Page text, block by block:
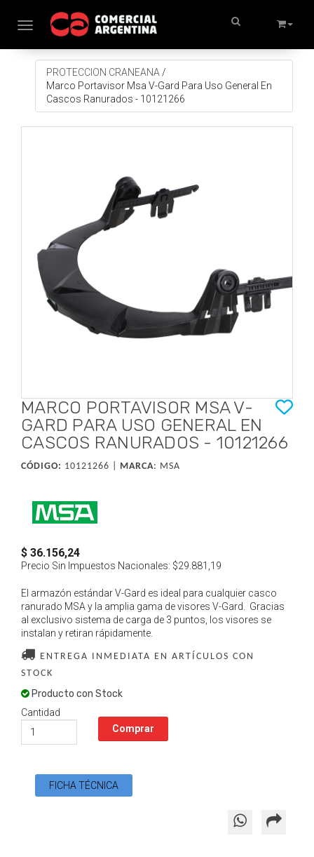
Toggle navigation
PROTECCION CRANEANA /
Marco Portavisor Msa V-Gard Para Uso General En
Cascos Ranurados - 10121266
MARCO PORTAVISOR MSA V-
GARD PARA USO GENERAL EN
CASCOS RANURADOS - 10121266
CÓDIGO: 10121266 | MARCA: MSA
$ 36.156,24
Precio Sin Impuestos Nacionales: $29.881,19
El armazón estándar V-Gard es ideal para cualquier casco
ranurado MSA y la amplia gama de visores V-Gard. Gracias
al exclusivo sistema de carga de 3 puntos, los visores se
instalan y retiran rápidamente.
ENTREGA INMEDIATA EN ARTÍCULOS CON
STOCK
Producto con Stock
Cantidad
FICHA TÉCNICA